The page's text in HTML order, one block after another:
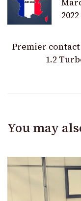
Premier contact
1.2
You may